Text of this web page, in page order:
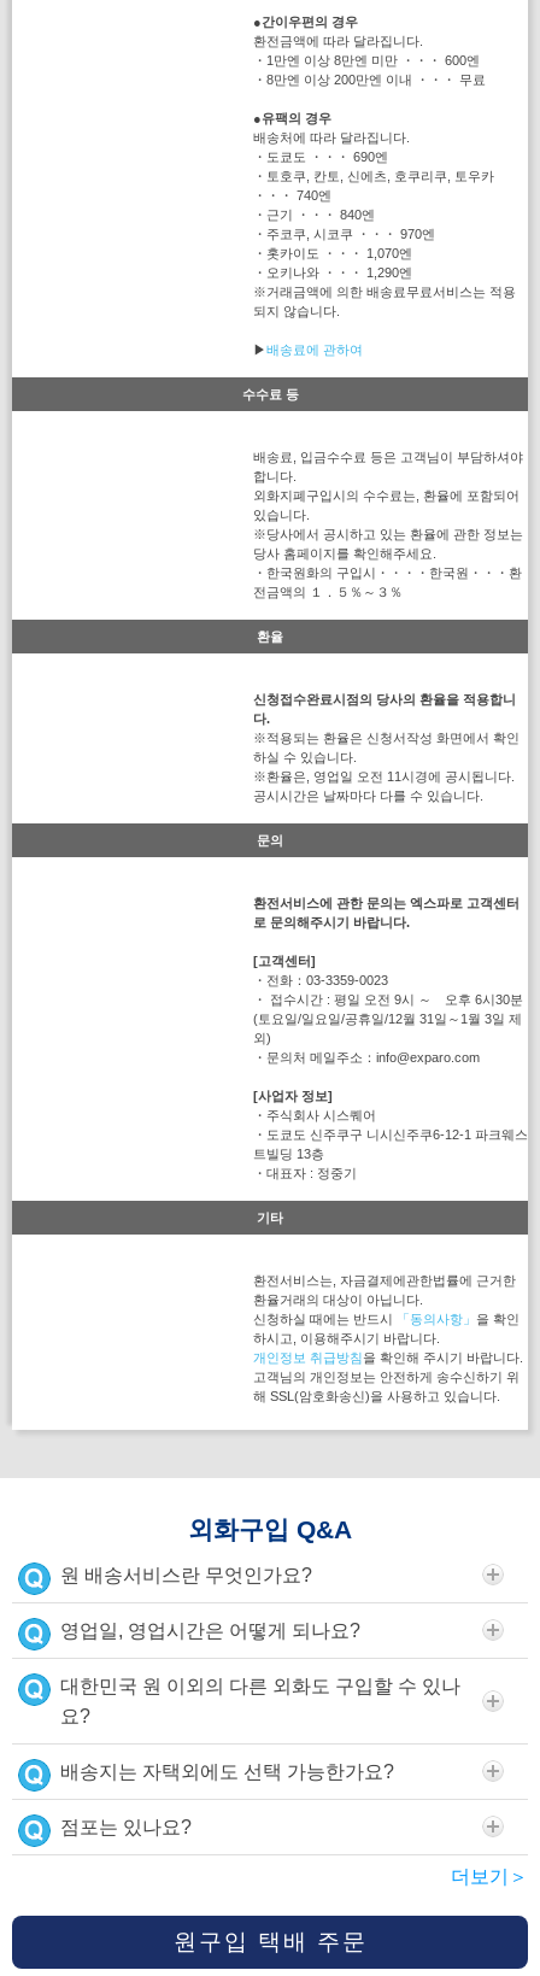
●간이우편의 경우
환전금액에 따라 달라집니다.
・1만엔 이상 8만엔 미만 ・・・ 600엔
・8만엔 이상 200만엔 이내 ・・・ 무료
●유팩의 경우
배송처에 따라 달라집니다.
・도쿄도 ・・・ 690엔
・토호쿠, 칸토, 신에츠, 호쿠리쿠, 토우카
・・・ 740엔
・근기 ・・・ 840엔
・주코쿠, 시코쿠 ・・・ 970엔
・홋카이도 ・・・ 1,070엔
・오키나와 ・・・ 1,290엔
※거래금액에 의한 배송료무료서비스는 적용
되지 않습니다.
▶배송료에 관하여
수수료 등
배송료, 입금수수료 등은 고객님이 부담하셔야
합니다.
외화지폐구입시의 수수료는, 환율에 포함되어
있습니다.
※당사에서 공시하고 있는 환율에 관한 정보는
당사 홈페이지를 확인해주세요.
・한국원화의 구입시・・・・한국원・・・환
전금액의 １．５％～３％
환율
신청접수완료시점의 당사의 환율을 적용합니
다.
※적용되는 환율은 신청서작성 화면에서 확인
하실 수 있습니다.
※환율은, 영업일 오전 11시경에 공시됩니다.
공시시간은 날짜마다 다를 수 있습니다.
문의
환전서비스에 관한 문의는 엑스파로 고객센터
로 문의해주시기 바랍니다.
[고객센터]
・전화：03-3359-0023
・ 접수시간 : 평일 오전 9시 ～ 오후 6시30분
(토요일/일요일/공휴일/12월 31일～1월 3일 제
외)
・문의처 메일주소：info@exparo.com
[사업자 정보]
・주식회사 시스퀘어
・도쿄도 신주쿠구 니시신주쿠6-12-1 파크웨스
트빌딩 13층
・대표자 : 정중기
기타
환전서비스는, 자금결제에관한법률에 근거한
환율거래의 대상이 아닙니다.
신청하실 때에는 반드시
「동의사항」 을 확인
하시고, 이용해주시기 바랍니다.
개인정보 취급방침을 확인해 주시기 바랍니다.
고객님의 개인정보는 안전하게 송수신하기 위
해 SSL(암호화송신)을 사용하고 있습니다.
외화구입 Q&A
원 배송서비스란 무엇인가요?
영업일, 영업시간은 어떻게 되나요?
대한민국 원 이외의 다른 외화도 구입할 수 있나
요?
배송지는 자택외에도 선택 가능한가요?
점포는 있나요?
더보기＞
원구입 택배 주문